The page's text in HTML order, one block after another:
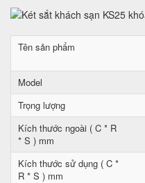
Tên sản phẩm
Model
Trọng lượng
Kích thước ngoài ( C * R
* S ) mm
Kích thước sử dụng ( C *
R * S ) mm